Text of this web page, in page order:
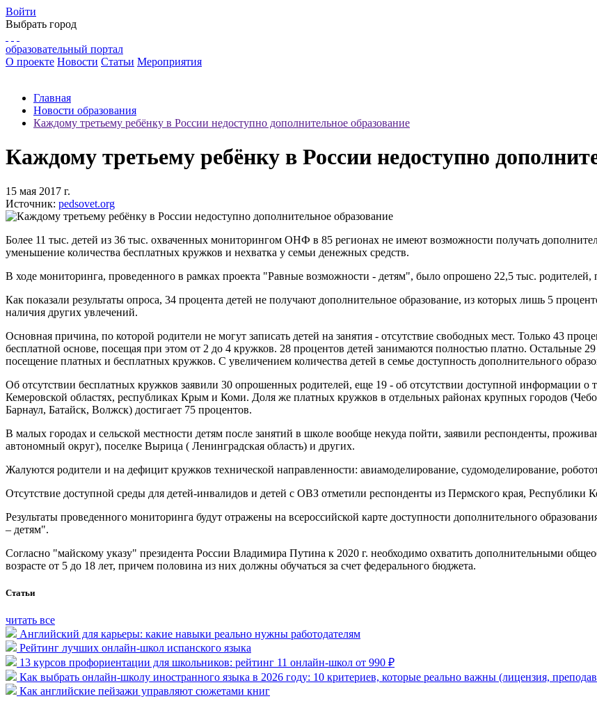
Войти
Выбрать город
образовательный портал
О проекте Новости Статьи Мероприятия
Главная
Новости образования
Каждому третьему ребёнку в России недоступно дополнительное образование
Каждому третьему ребёнку в России недоступно
15 мая 2017 г.
Источник: pedsovet.org
Более 11 тыс. детей из 36 тыс. охваченных мониторингом ОНФ в 85 регионах не имеют возможности получать
уменьшение количества бесплатных кружков и нехватка у семьи денежных средств.
В ходе мониторинга, проведенного в рамках проекта "Равные возможности - детям", было опрошено 22,5 тыс.
Как показали результаты опроса, 34 процента детей не получают дополнительное образование, из которых лишь 5
наличия других увлечений.
Основная причина, по которой родители не могут записать детей на занятия - отсутствие свободных мест. Только 43
бесплатной основе, посещая при этом от 2 до 4 кружков. 28 процентов детей занимаются полностью платно. Остальные
посещение платных и бесплатных кружков. С увеличением количества детей в семье доступность дополнительного
Об отсутствии бесплатных кружков заявили 30 опрошенных родителей, еще 19 - об отсутствии доступной информации о
Кемеровской областях, республиках Крым и Коми. Доля же платных кружков в отдельных районах крупных городов
Барнаул, Батайск, Волжск) достигает 75 процентов.
В малых городах и сельской местности детям после занятий в школе вообще некуда пойти, заявили респонденты,
автономный округ), поселке Вырица ( Ленинградская область) и других.
Жалуются родители и на дефицит кружков технической направленности: авиамоделирование, судомоделирование,
Отсутствие доступной среды для детей-инвалидов и детей с ОВЗ отметили респонденты из Пермского края, Республики
Результаты проведенного мониторинга будут отражены на всероссийской карте доступности дополнительного
– детям".
Согласно "майскому указу" президента России Владимира Путина к 2020 г. необходимо охватить дополнительными
возрасте от 5 до 18 лет, причем половина из них должны обучаться за счет федерального бюджета.
Статьи
читать все
Английский для карьеры: какие навыки реально нужны работодателям
Рейтинг лучших онлайн-школ испанского языка
13 курсов профориентации для школьников: рейтинг 11 онлайн-школ от 990 ₽
Как выбрать онлайн-школу иностранного языка в 2026 году: 10 критериев, которые реально важны (лицензия,
Как английские пейзажи управляют сюжетами книг